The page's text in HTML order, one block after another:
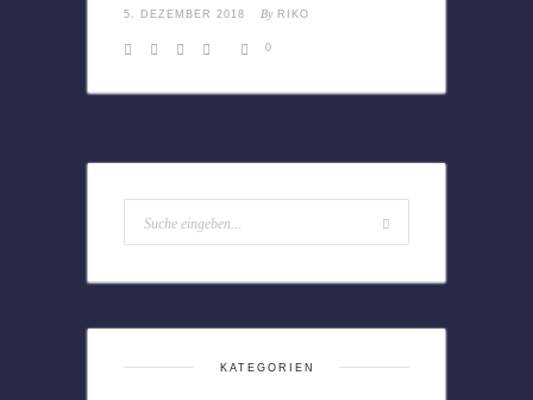
5. DEZEMBER 2018 By RIKO
0
KATEGORIEN